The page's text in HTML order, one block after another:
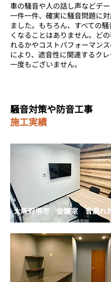
車の騒音や人の話し声などデー
一件一件、確実に騒音問題に
ました。 もちろん、すべての
くなることはありません。ど
れるかやコストパフォーマン
により、遮音性に関連するク
一度もございません。
騒音対策や防音工事
​施工実績
大阪府堺市会議室 音漏れ